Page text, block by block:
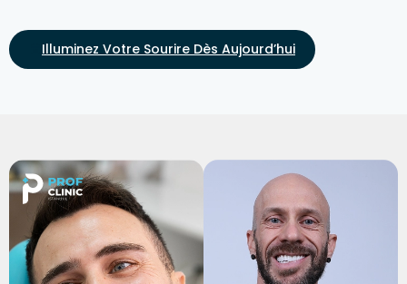
Illuminez Votre Sourire Dès Aujourd’hui